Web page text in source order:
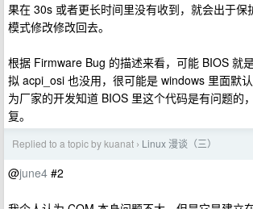
果在 30s 或者更长时间里没有收到，就会出于保
模式修改修改回去。
根据 Firmware Bug 的描述来看，可能 BIOS 就
拟 acpi_osi 也没用，很可能是 windows 里面默
为厂家的开发知道 BIOS 里这个代码是有问题的
复。
Replied to a topic by kuanat › Linux 漫谈（三）
@june4 #2